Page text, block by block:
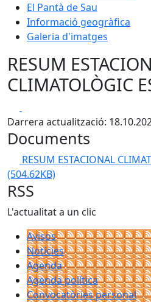
El Pantà de Sau
Informació geogràfica
Galeria d'imatges
RESUM
CLIMATOLÒGIC
Darrera actualització:
Documents
RESUM ESTACIONAL
(504.62KB)
RSS
L'actualitat a un clic
Avisos
Notícies
Agenda
Agenda política
Convocatòries personal